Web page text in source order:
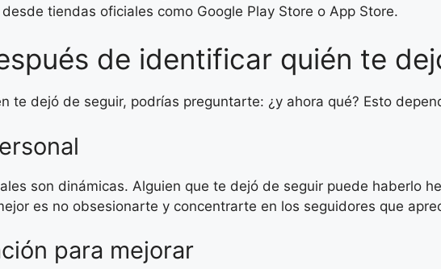
tiendas oficiales como Google Play Store o App Store.
de identificar quién te
te dejó de seguir, podrías preguntarte: ¿y ahora qué? Esto
son dinámicas. Alguien que te dejó de seguir puede haberlo
es no obsesionarte y concentrarte en los seguidores que
para mejorar